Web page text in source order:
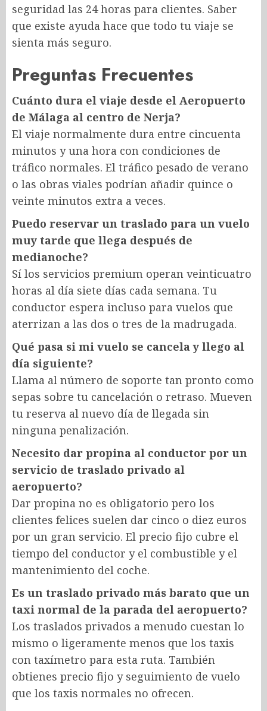
seguridad las 24 horas para clientes. Saber
que existe ayuda hace que todo tu viaje se
sienta más seguro.
Preguntas Frecuentes
Cuánto dura el viaje desde el Aeropuerto
de Málaga al centro de Nerja?
El viaje normalmente dura entre cincuenta
minutos y una hora con condiciones de
tráfico normales. El tráfico pesado de verano
o las obras viales podrían añadir quince o
veinte minutos extra a veces.
Puedo reservar un traslado para un vuelo
muy tarde que llega después de
medianoche?
Sí los servicios premium operan veinticuatro
horas al día siete días cada semana. Tu
conductor espera incluso para vuelos que
aterrizan a las dos o tres de la madrugada.
Qué pasa si mi vuelo se cancela y llego al
día siguiente?
Llama al número de soporte tan pronto como
sepas sobre tu cancelación o retraso. Mueven
tu reserva al nuevo día de llegada sin
ninguna penalización.
Necesito dar propina al conductor por un
servicio de traslado privado al
aeropuerto?
Dar propina no es obligatorio pero los
clientes felices suelen dar cinco o diez euros
por un gran servicio. El precio fijo cubre el
tiempo del conductor y el combustible y el
mantenimiento del coche.
Es un traslado privado más barato que un
taxi normal de la parada del aeropuerto?
Los traslados privados a menudo cuestan lo
mismo o ligeramente menos que los taxis
con taxímetro para esta ruta. También
obtienes precio fijo y seguimiento de vuelo
que los taxis normales no ofrecen.